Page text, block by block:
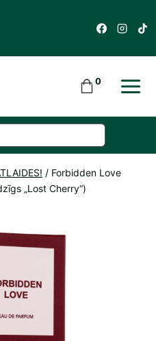
0
/ Forbidden Love
„Lost Cherry“)